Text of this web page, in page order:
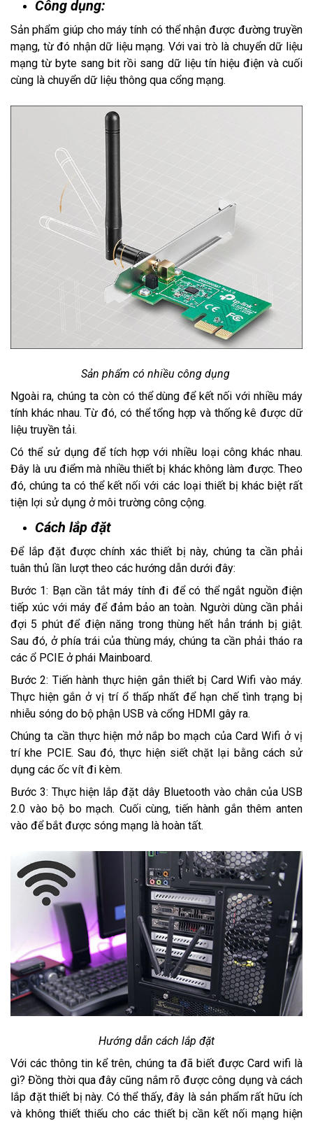
Công dụng:
Sản phẩm giúp cho máy tính có thể nhận được đường truyền
mạng, từ đó nhận dữ liệu mạng. Với vai trò là chuyển dữ liệu
mạng từ byte sang bit rồi sang dữ liệu tín hiệu điện và cuối
cùng là chuyển dữ liệu thông qua cổng mạng.
Sản phẩm có nhiều công dụng
Ngoài ra, chúng ta còn có thể dùng để kết nối với nhiều máy
tính khác nhau. Từ đó, có thể tổng hợp và thống kê được dữ
liệu truyền tải.
Có thể sử dụng để tích hợp với nhiều loại công khác nhau.
Đây là ưu điểm mà nhiều thiết bị khác không làm được. Theo
đó, chúng ta có thể kết nối với các loại thiết bị khác biệt rất
tiện lợi sử dụng ở môi trường công cộng.
Cách lắp đặt
Để lắp đặt được chính xác thiết bị này, chúng ta cần phải
tuân thủ lần lượt theo các hướng dẫn dưới đây:
Bước 1: Bạn cần tắt máy tính đi để có thể ngắt nguồn điện
tiếp xúc với máy để đảm bảo an toàn. Người dùng cần phải
đợi 5 phút để điện năng trong thùng hết hẳn tránh bị giật.
Sau đó, ở phía trái của thùng máy, chúng ta cần phải tháo ra
các ổ PCIE ở phái Mainboard.
Bước 2: Tiến hành thực hiện gắn thiết bị Card Wifi vào máy.
Thực hiện gắn ở vị trí ổ thấp nhất để hạn chế tình trạng bị
nhiễu sóng do bộ phận USB và cổng HDMI gây ra.
Chúng ta cần thực hiện mở nắp bo mạch của Card Wifi ở vị
trí khe PCIE. Sau đó, thực hiện siết chặt lại bằng cách sử
dụng các ốc vít đi kèm.
Bước 3: Thực hiện lắp đặt dây Bluetooth vào chân của USB
2.0 vào bộ bo mạch. Cuối cùng, tiến hành gắn thêm anten
vào để bắt được sóng mạng là hoàn tất.
Hướng dẫn cách lắp đặt
Với các thông tin kể trên, chúng ta đã biết được Card wifi là
gì? Đồng thời qua đây cũng nắm rõ được công dụng và cách
lắp đặt thiết bị này. Có thể thấy, đây là sản phẩm rất hữu ích
và không thiết thiếu cho các thiết bị cần kết nối mạng hiện